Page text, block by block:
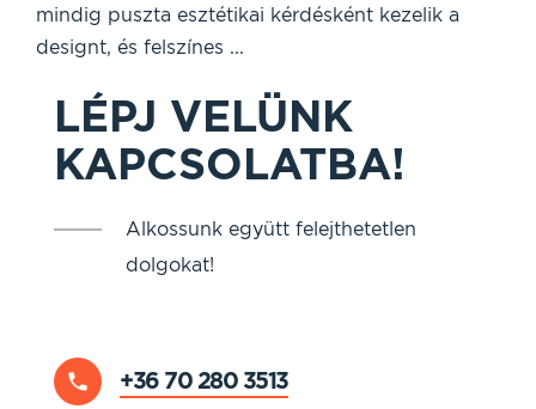
mindig puszta esztétikai kérdésként kezelik a
designt, és felszínes ...
LÉPJ VELÜNK
KAPCSOLATBA!
Alkossunk együtt felejthetetlen
dolgokat!
+36 70 280 3513